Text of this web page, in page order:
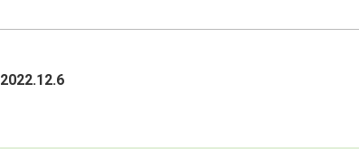
2022.12.6